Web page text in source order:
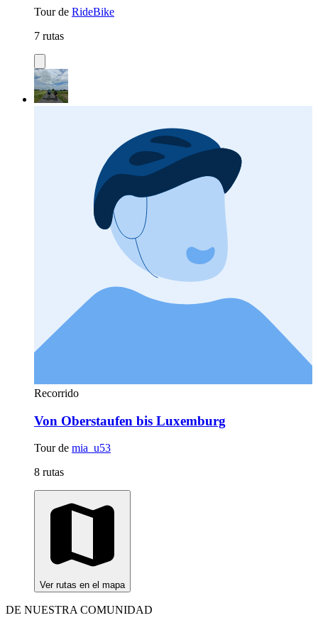
Tour de RideBike
7 rutas
Recorrido
Von Oberstaufen bis Luxemburg
Tour de mia_u53
8 rutas
Ver rutas en el mapa
DE NUESTRA COMUNIDAD